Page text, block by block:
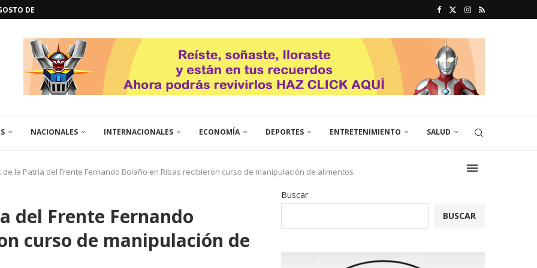
DE...
NACIONALES INTERNACIONALES ECONOMÍA DEPORTES ENTRETENIMIENTO SALUD
de la Patria del Frente Fernando Bolaño en Ribas recibieron curso de manipulación de alimentos
del Frente Fernando
curso de manipulación de
Buscar
BUSCAR